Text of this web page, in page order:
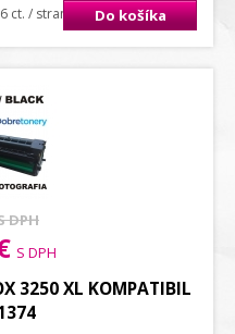
Do košíka
ct. / strana A4
DPH
S DPH
3250 XL KOMPATIBIL